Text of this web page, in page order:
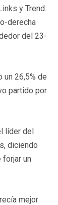
y Trend.
derecha
del 23-
26,5% de
partido por
líder del
diciendo
un
mejor